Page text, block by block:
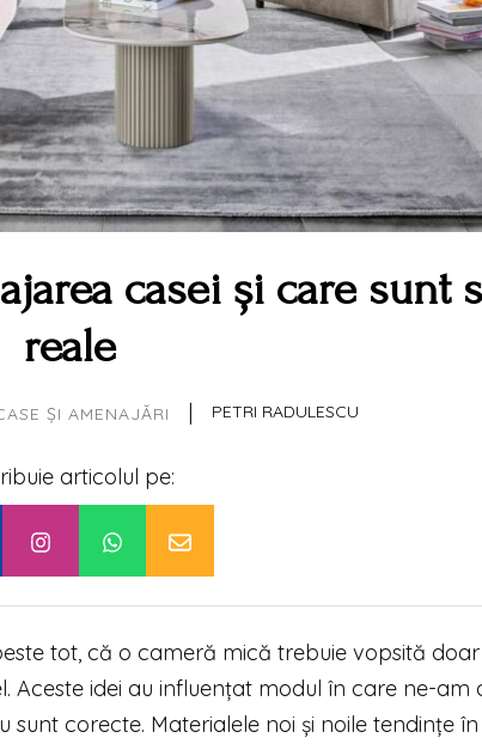
casei și care sunt
reale
ȘI AMENAJĂRI | PETRI RADULESCU
articolul pe:
tot, că o cameră mică trebuie vopsită
Aceste idei au influențat modul în care ne-am
corecte. Materialele noi și noile tendințe